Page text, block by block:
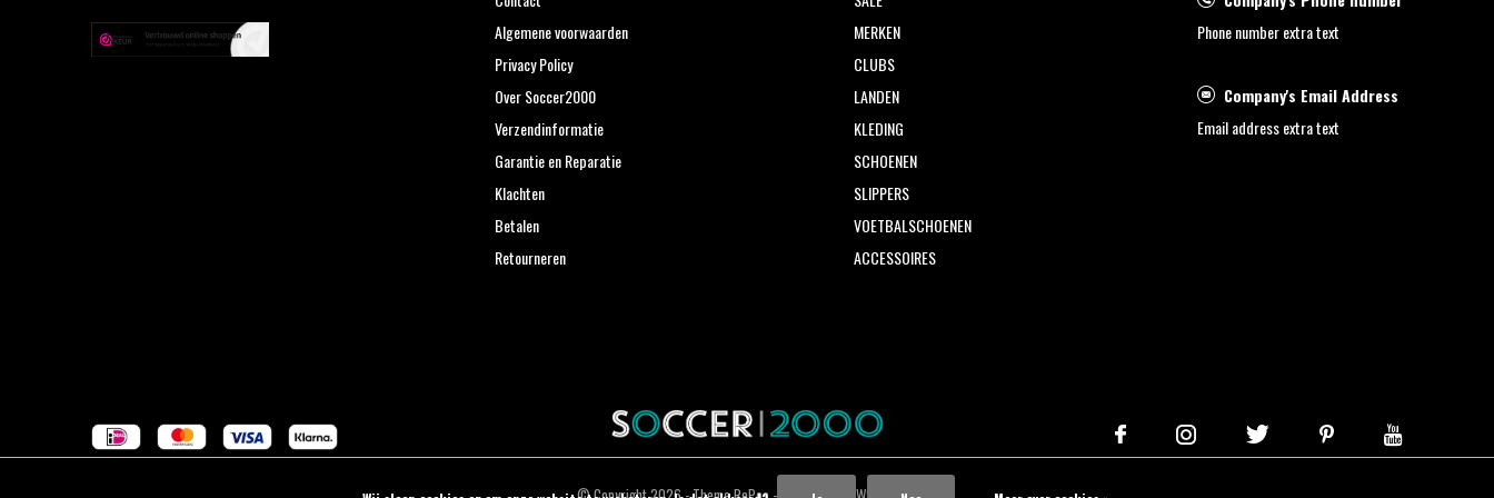
Algemene voorwaarden
Privacy Policy
Over Soccer2000
Verzendinformatie
Garantie en Reparatie
Klachten
Betalen
Retourneren
MERKEN
CLUBS
LANDEN
KLEDING
SCHOENEN
SLIPPERS
VOETBALSCHOENEN
ACCESSOIRES
Phone number extra text
Company's Email Address
Email address extra text